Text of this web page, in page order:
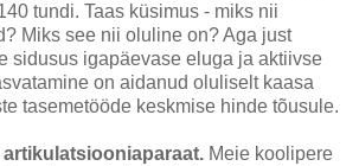
tundi. Taas küsimus - miks nii
Miks see nii oluline on? Aga just
sidusus igapäevase eluga ja aktiivse
on aidanud oluliselt kaasa
tasemetööde keskmise hinde tõusule.
Meie koolipere